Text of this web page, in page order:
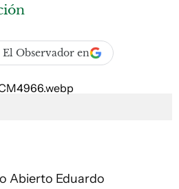
El Observador en
Abierto Eduardo